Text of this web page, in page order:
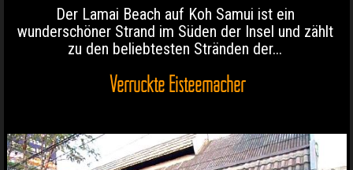
Der Lamai Beach auf Koh Samui ist ein
wunderschöner Strand im Süden der Insel und zählt
zu den beliebtesten Stränden der...
Verrückte Eisteemacher